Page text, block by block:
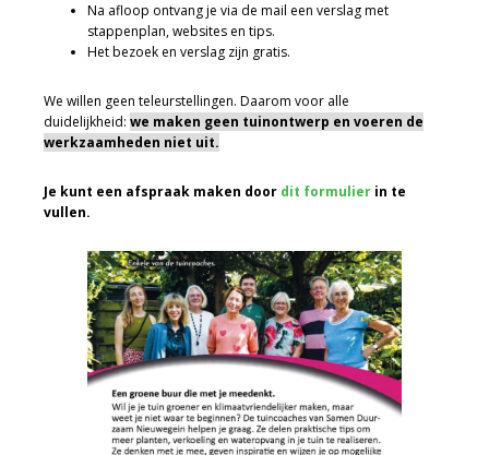
Na afloop ontvang je via de mail een verslag met
stappenplan, websites en tips.
Het bezoek en verslag zijn gratis.
We willen geen teleurstellingen. Daarom voor alle
duidelijkheid: we maken geen tuinontwerp en voeren de
werkzaamheden niet uit.
Je kunt een afspraak maken door dit formulier in te
vullen.